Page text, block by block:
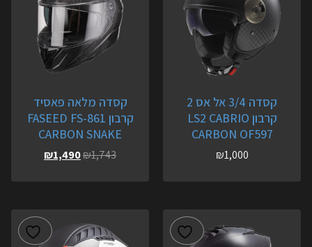
קסדה 3/4 אל אס 2
קרבון LS2 CABRIO
CARBON OF597
₪1,000
קסדה מלאה פאסיד
קרבון FASEED FS-861
CARBON SNAKE
₪1,743
₪1,490